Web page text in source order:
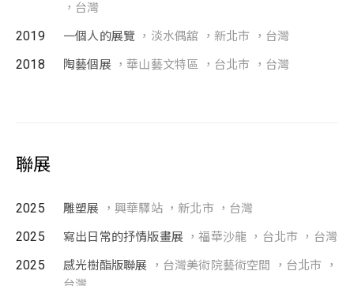
，台灣
2019 一個人的展覽 ，淡水偶舘 ，新北市 ，台灣
2018 陶藝個展 ，華山藝文特區 ，台北市 ，台灣
聯展
2025 雕塑展 ，興華驛站 ，新北市 ，台灣
2025 寫出日常的抒情版畫展 ，福華沙龍 ，台北市 ，台灣
2025 感光樹酯版聯展 ，台灣美術院藝術空間 ，台北市 ，